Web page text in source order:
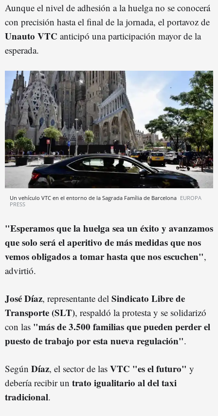
Aunque el nivel de adhesión a la huelga no se conocerá
con precisión hasta el final de la jornada, el portavoz de
Unauto VTC anticipó una participación mayor de la
esperada.
Un vehículo VTC en el entorno de la Sagrada Família de Barcelona EUROPA
PRESS
"Esperamos que la huelga sea un éxito y avanzamos
que solo será el aperitivo de más medidas que nos
vemos obligados a tomar hasta que nos escuchen",
advirtió.
José Díaz, representante del Sindicato Libre de
Transporte (SLT), respaldó la protesta y se solidarizó
con las "más de 3.500 familias que pueden perder el
puesto de trabajo por esta nueva regulación".
Según Díaz, el sector de las VTC "es el futuro" y
debería recibir un trato igualitario al del taxi
tradicional.